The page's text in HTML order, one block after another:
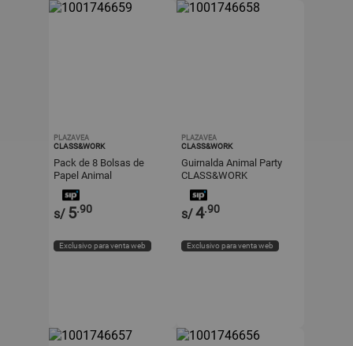
PLAZAVEA
CLASS&WORK
Pack de 8 Bolsas de
Papel Animal
CLASS&WORK
s/ 5.90
Exclusivo para venta web
PLAZAVEA
CLASS&WORK
Guirnalda Animal Party
CLASS&WORK
s/4.90
Exclusivo para venta web